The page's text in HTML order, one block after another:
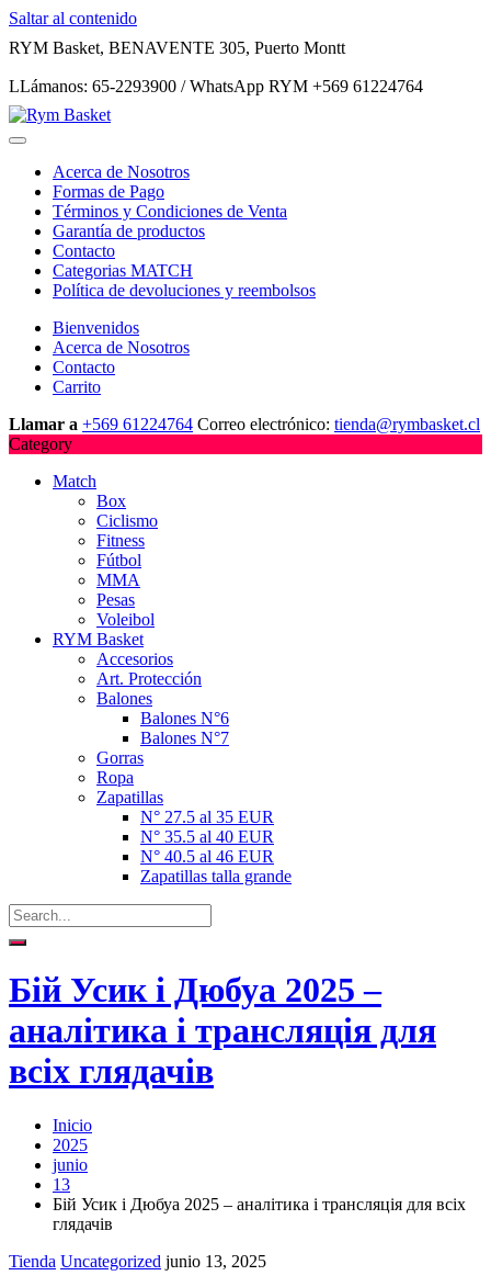
Saltar al contenido
RYM Basket, BENAVENTE 305, Puerto Montt
LLámanos: 65-2293900 / WhatsApp RYM +569 61224764
Acerca de Nosotros
Formas de Pago
Términos y Condiciones de Venta
Garantía de productos
Contacto
Categorias MATCH
Política de devoluciones y reembolsos
Bienvenidos
Acerca de Nosotros
Contacto
Carrito
Llamar a +569 61224764 Correo electrónico: tienda@rymbasket.cl
Category
Match
Box
Ciclismo
Fitness
Fútbol
MMA
Pesas
Voleibol
RYM Basket
Accesorios
Art. Protección
Balones
Balones N°6
Balones N°7
Gorras
Ropa
Zapatillas
N° 27.5 al 35 EUR
N° 35.5 al 40 EUR
N° 40.5 al 46 EUR
Zapatillas talla grande
Бій Усик і Дюбуа 2025 –
аналітика і трансляція для
всіх глядачів
Inicio
2025
junio
13
Бій Усик і Дюбуа 2025 – аналітика і трансляція для всіх
глядачів
Tienda Uncategorized junio 13, 2025